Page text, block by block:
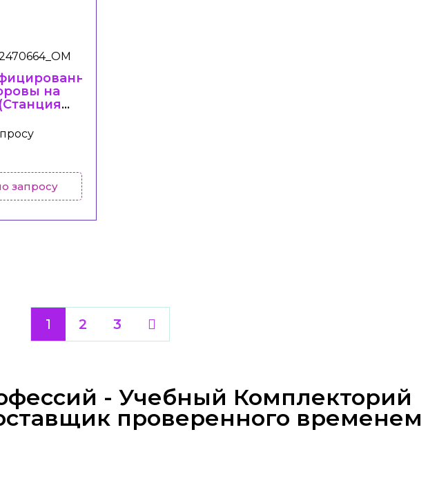
на
запросу
1 2 3
- Учебный Комплекторий
проверенного временем